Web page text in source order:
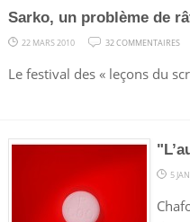
Sarko, un problème de
22 MARS 2010 32 COMMENTAIRES
Le festival des « leçons du
5